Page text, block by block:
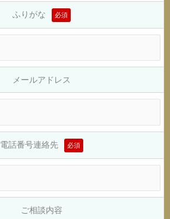
ふりがな 必須
メールアドレス
電話番号連絡先 必須
ご相談内容